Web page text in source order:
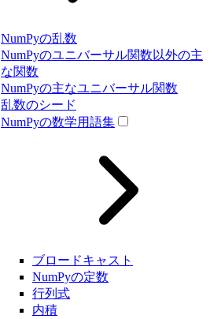
NumPyの乱数
NumPyのユニバーサル関数以外の主
な関数
NumPyの主なユニバーサル関数
乱数のシード
NumPyの数学用語集
ブロードキャスト
NumPyの定数
行列式
内積